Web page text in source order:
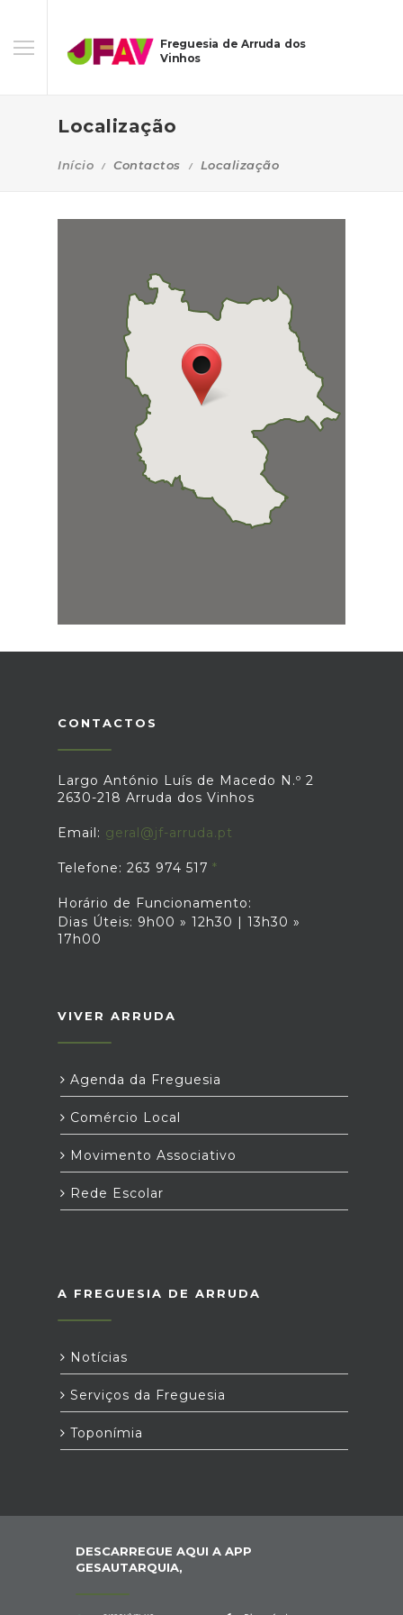
Freguesia de Arruda dos
Vinhos
Localização
Início Contactos Localização
CONTACTOS
Largo António Luís de Macedo N.º 2
2630-218 Arruda dos Vinhos
Email: geral@jf-arruda.pt
Telefone: 263 974 517
Horário de Funcionamento:
Dias Úteis: 9h00 » 12h30 | 13h30 »
17h00
VIVER ARRUDA
Agenda da Freguesia
Comércio Local
Movimento Associativo
Rede Escolar
A FREGUESIA DE ARRUDA
Notícias
Serviços da Freguesia
Toponímia
DESCARREGUE AQUI A APP
GESAUTARQUIA,